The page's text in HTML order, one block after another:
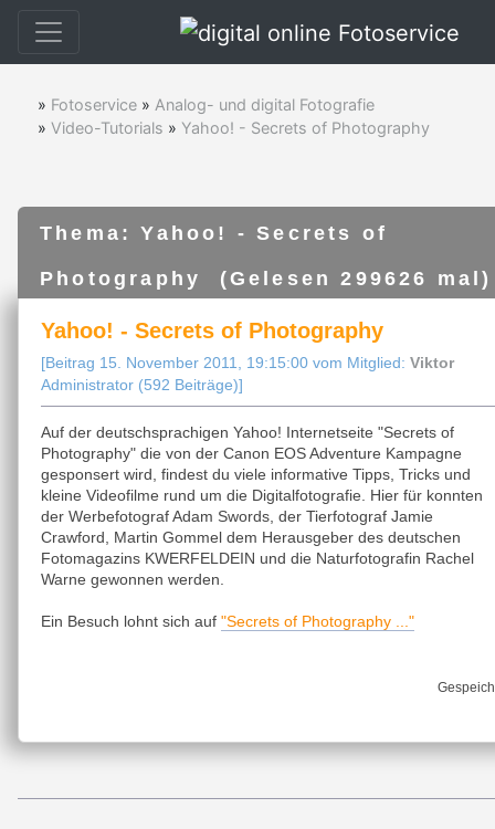
» Fotoservice » Analog- und digital Fotografie
» Video-Tutorials » Yahoo! - Secrets of Photography
Thema: Yahoo! - Secrets of
Photography (Gelesen 299626 mal)
Yahoo! - Secrets of Photography
[Beitrag 15. November 2011, 19:15:00 vom Mitglied: Viktor
Administrator (592 Beiträge)]
Auf der deutschsprachigen Yahoo! Internetseite "Secrets of
Photography" die von der Canon EOS Adventure Kampagne
gesponsert wird, findest du viele informative Tipps, Tricks und
kleine Videofilme rund um die Digitalfotografie. Hier für konnten
der Werbefotograf Adam Swords, der Tierfotograf Jamie
Crawford, Martin Gommel dem Herausgeber des deutschen
Fotomagazins KWERFELDEIN und die Naturfotografin Rachel
Warne gewonnen werden.
Ein Besuch lohnt sich auf "Secrets of Photography ..."